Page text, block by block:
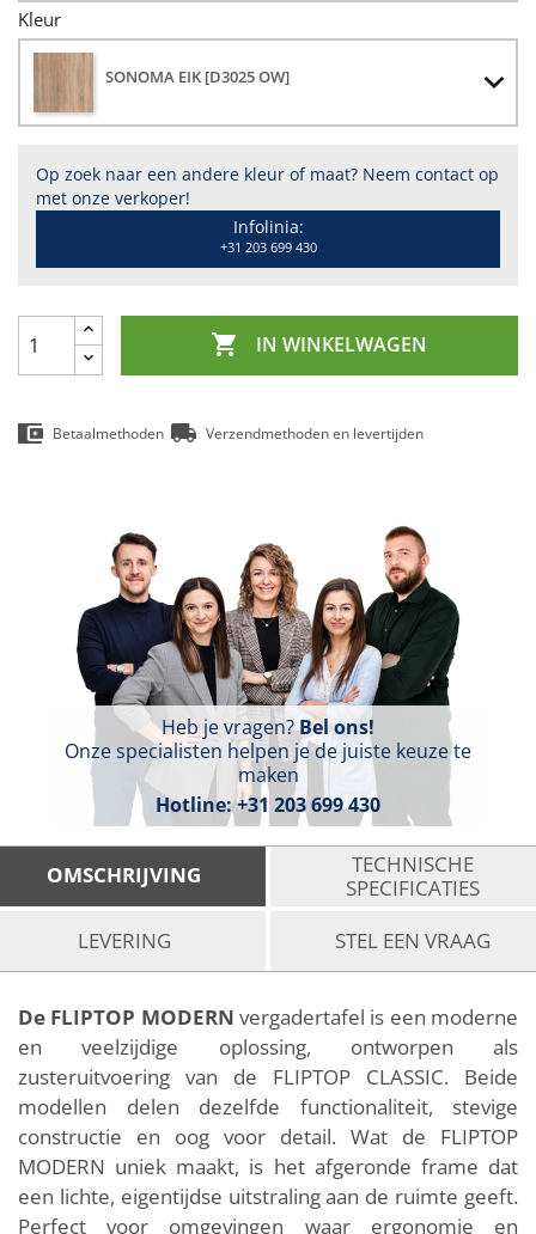
Kleur
SONOMA EIK [D3025 OW]
Op zoek naar een andere kleur of maat? Neem contact op
met onze verkoper!
Infolinia:
+31 203 699 430
 IN WINKELWAGEN
Betaalmethoden Verzendmethoden en levertijden
Heb je vragen?Bel ons!
Onze specialisten helpen je de juiste keuze te
maken
Hotline:+31 203 699 430
OMSCHRIJVING
TECHNISCHE
SPECIFICATIES
LEVERING
STEL EEN VRAAG
De FLIPTOP MODERN vergadertafel is een moderne
en veelzijdige oplossing, ontworpen als
zusteruitvoering van de FLIPTOP CLASSIC. Beide
modellen delen dezelfde functionaliteit, stevige
constructie en oog voor detail. Wat de FLIPTOP
MODERN uniek maakt, is het afgeronde frame dat
een lichte, eigentijdse uitstraling aan de ruimte geeft.
Perfect voor omgevingen waar ergonomie en